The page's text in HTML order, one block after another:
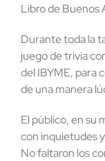
Libro de Buenos
Durante toda la
juego de trivia
del IBYME, para
de una manera
El público, en su
con inquietudes
No faltaron los